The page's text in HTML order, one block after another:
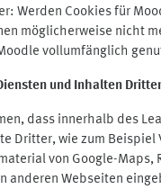
Werden Cookies für
möglicherweise nicht
vollumfänglich
und Inhalten Dritter
dass innerhalb des
Dritter, wie zum Beispiel
von Google-Maps,
anderen Webseiten